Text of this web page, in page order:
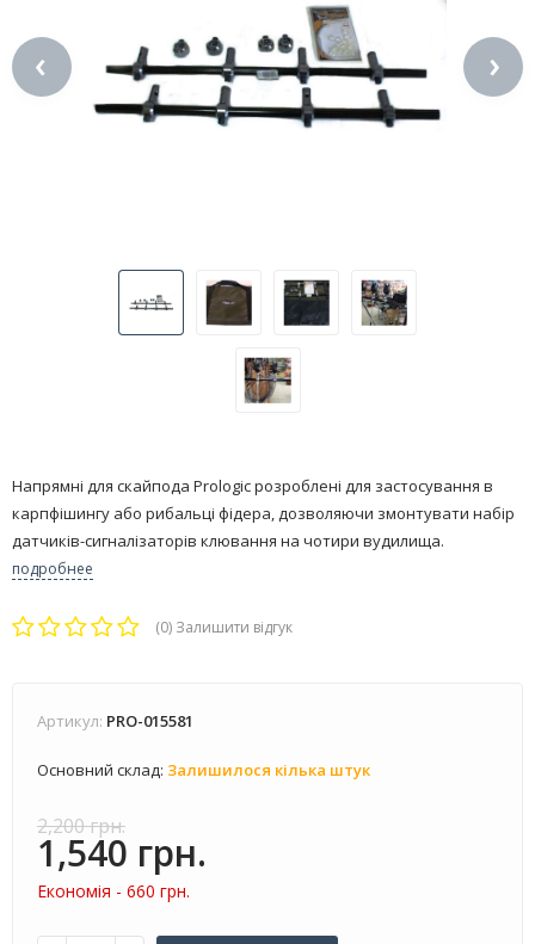
‹ ›
Напрямні для скайпода Prologic розроблені для застосування в
карпфішингу або рибальці фідера, дозволяючи змонтувати набір
датчиків-сигналізаторів клювання на чотири вудилища.
подробнее
(0) Залишити відгук
Артикул: PRO-015581
Основний склад: Залишилося кілька штук
2,200 грн.
1,540 грн.
Економія - 660 грн.